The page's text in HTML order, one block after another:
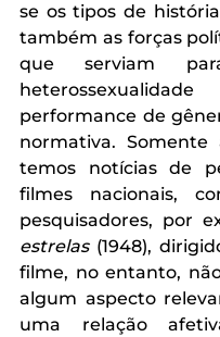
se os tipos de
também as forças
que serviam
performance de
normativa.
temos notícias de
filmes nacionais,
pesquisadores, por
estrelas (1948),
filme, no entanto,
algum aspecto
uma relação